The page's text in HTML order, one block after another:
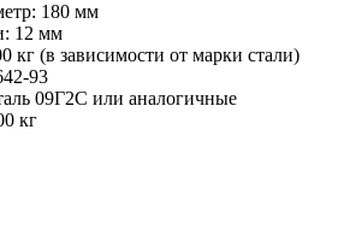
180 мм
12 мм
кг (в зависимости от марки стали)
93
09Г2С или аналогичные
кг